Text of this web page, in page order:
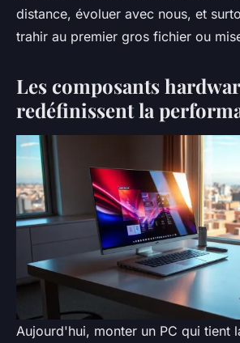
distance, évoluer avec nous, et
trahir au premier gros fichier ou
Les composants
redéfinissent la
Aujourd'hui, monter un PC qui tient